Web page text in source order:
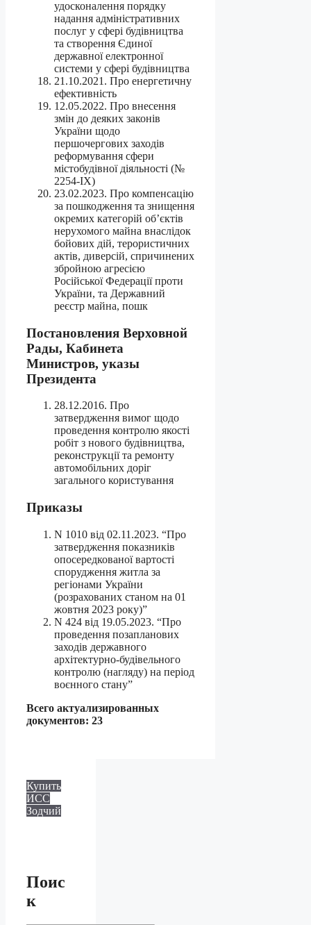
удосконалення порядку
надання адміністративних
послуг у сфері будівництва
та створення Єдиної
державної електронної
системи у сфері будівництва
21.10.2021. Про енергетичну
ефективність
12.05.2022. Про внесення
змін до деяких законів
України щодо
першочергових заходів
реформування сфери
містобудівної діяльності (№
2254-IX)
23.02.2023. Про компенсацію
за пошкодження та знищення
окремих категорій об’єктів
нерухомого майна внаслідок
бойових дій, терористичних
актів, диверсій, спричинених
збройною агресією
Російської Федерації проти
України, та Державний
реєстр майна, пошк
Постановления Верховной
Рады, Кабинета
Министров, указы
Президента
28.12.2016. Про
затвердження вимог щодо
проведення контролю якості
робіт з нового будівництва,
реконструкції та ремонту
автомобільних доріг
загального користування
Приказы
N 1010 від 02.11.2023. “Про
затвердження показників
опосередкованої вартості
спорудження житла за
регіонами України
(розрахованих станом на 01
жовтня 2023 року)”
N 424 від 19.05.2023. “Про
проведення позапланових
заходів державного
архітектурно-будівельного
контролю (нагляду) на період
воєнного стану”
Всего актуализированных
документов: 23
Купить
ИСС
Зодчий
Поис
к